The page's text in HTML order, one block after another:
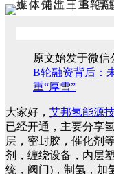
原文始发于微信
B轮融资背后：
重“厚雪”
大家好， 艾邦氢能源
已经开通，主要分享
层，密封胶，催化剂
剂，缠绕设备，内层
统，阀门)，制氢，加